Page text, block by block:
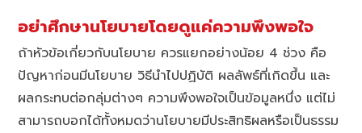
อย่าศึกษานโยบายโดยดูแค่ความพึงพอใจ
ถ้าหัวข้อเกี่ยวกับนโยบาย ควรแยกอย่างน้อย 4 ช่วง คือ
ปัญหาก่อนมีนโยบาย วิธีนำไปปฏิบัติ ผลลัพธ์ที่เกิดขึ้น และ
ผลกระทบต่อกลุ่มต่างๆ ความพึงพอใจเป็นข้อมูลหนึ่ง แต่ไม่
สามารถบอกได้ทั้งหมดว่านโยบายมีประสิทธิผลหรือเป็นธรรม